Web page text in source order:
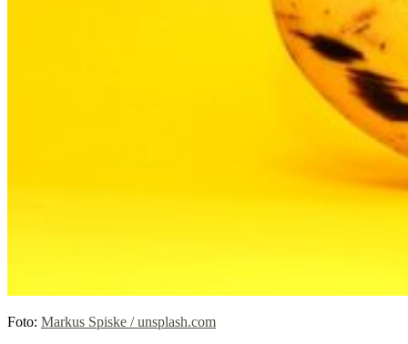
Foto: Markus Spiske / unsplash.com